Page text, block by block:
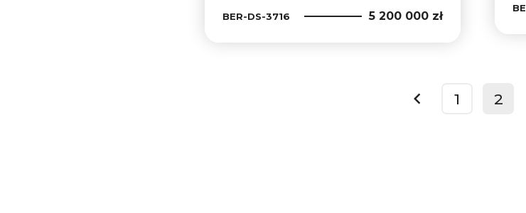
BER-DS-3716 5 200 000 zł
prev
1 2